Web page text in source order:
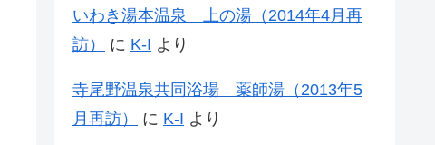
いわき湯本温泉 上の湯（2014年4月再
訪）
に K-I より
寺尾野温泉共同浴場 薬師湯（2013年5
月再訪）
に K-I より